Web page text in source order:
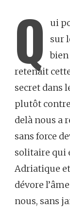
Q
ui
sur
retenait
secret dans
plutôt
delà nous a
sans force
solitaire qui
Adriatique
dévore
nous, sans